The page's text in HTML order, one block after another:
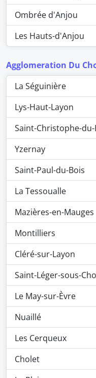
Ombrée d'Anjou
Les Hauts-d'Anjou
Agglomeration Du
La Séguinière
Lys-Haut-Layon
Saint-Christophe-du-
Yzernay
Saint-Paul-du-Bois
La Tessoualle
Mazières-en-Mauges
Montilliers
Cléré-sur-Layon
Saint-Léger-sous-
Le May-sur-Èvre
Nuaillé
Les Cerqueux
Cholet